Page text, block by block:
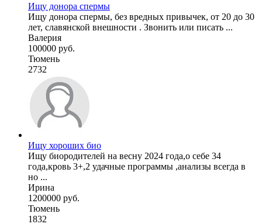
Ищу донора спермы
Ищу донора спермы, без вредных привычек, от 20 до 30
лет, славянской внешности . Звонить или писать ...
Валерия
100000 руб.
Тюмень
2732
Ищу хороших био
Ищу биородителей на весну 2024 года,о себе 34
года,кровь 3+,2 удачные программы ,анализы всегда в
но ...
Ирина
1200000 руб.
Тюмень
1832